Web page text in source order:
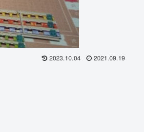
2023.10.04 2021.09.19